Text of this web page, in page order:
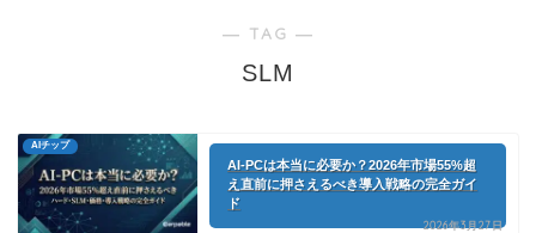
― TAG ―
SLM
AIチップ
AI-PCは本当に必要か？2026年市場55%超
え直前に押さえるべき導入戦略の完全ガイ
ド
2026年3月27日